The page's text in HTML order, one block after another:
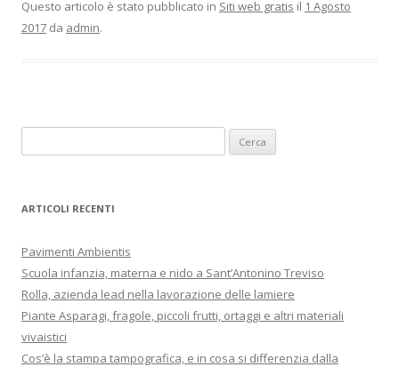
Questo articolo è stato pubblicato in Siti web gratis il 1 Agosto
2017 da admin.
i
e
c
a
p
e
:
ARTICOLI RECENTI
Pavimenti Ambientis
Scuola infanzia, materna e nido a Sant’Antonino Treviso
Rolla, azienda lead nella lavorazione delle lamiere
Piante Asparagi, fragole, piccoli frutti, ortaggi e altri materiali
vivaistici
Cos’è la stampa tampografica, e in cosa si differenzia dalla